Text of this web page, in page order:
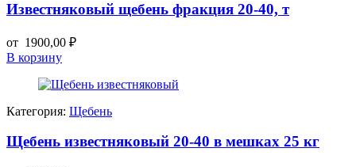
Известняковый щебень фракция 20-40, т
от 1900,00 ₽
В корзину
Категория: Щебень
Щебень известняковый 20-40 в мешках 25 кг